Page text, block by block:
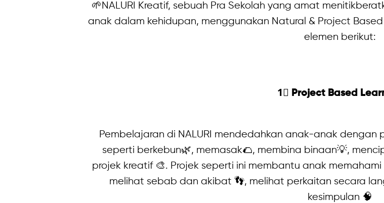
🌱NALURI Kreatif, sebuah Pra Sekolah yang amat
anak dalam kehidupan, menggunakan Natural & Project
elemen berikut:
1⃣ Project Based
Pembelajaran di NALURI mendedahkan anak-anak
seperti berkebun🌿, memasak🌮, membina binaan💡,
projek kreatif 🎨. Projek seperti ini membantu anak
melihat sebab dan akibat 👣, melihat perkaitan secara
kesimpulan 🧠